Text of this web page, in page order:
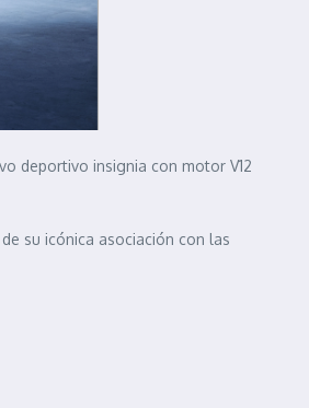
deportivo insignia con motor V12
su icónica asociación con las